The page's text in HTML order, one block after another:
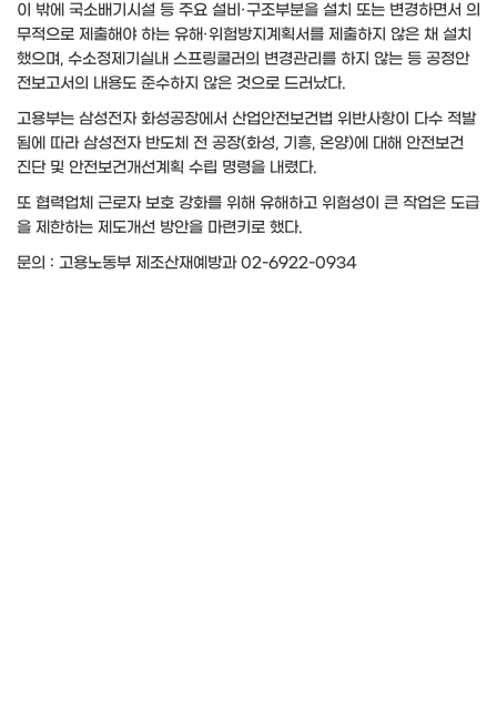
이 밖에 국소배기시설 등 주요 설비·구조부분을 설치 또는 변경하면서 의
무적으로 제출해야 하는 유해·위험방지계획서를 제출하지 않은 채 설치
했으며, 수소정제기실내 스프링쿨러의 변경관리를 하지 않는 등 공정안
전보고서의 내용도 준수하지 않은 것으로 드러났다.
고용부는 삼성전자 화성공장에서 산업안전보건법 위반사항이 다수 적발
됨에 따라 삼성전자 반도체 전 공장(화성, 기흥, 온양)에 대해 안전보건
진단 및 안전보건개선계획 수립 명령을 내렸다.
또 협력업체 근로자 보호 강화를 위해 유해하고 위험성이 큰 작업은 도급
을 제한하는 제도개선 방안을 마련키로 했다.
문의 : 고용노동부 제조산재예방과 02-6922-0934